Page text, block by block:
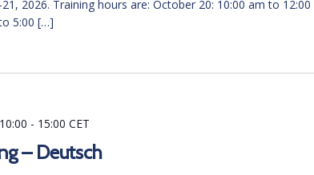
2026. Training hours are: October 20: 10:00 am to 12:00
5:00 […]
– Deutsch
- 15:00 CET